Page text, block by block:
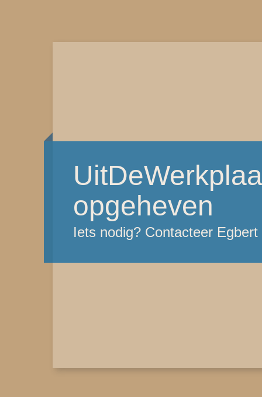
opgeheven
Iets nodig? Contacteer